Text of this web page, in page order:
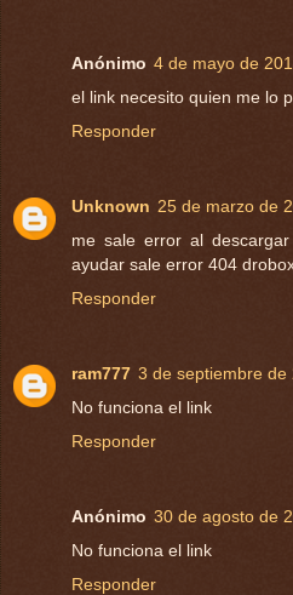
Anónimo 4 de mayo de
el link necesito quien me lo
Responder
Unknown 25 de marzo de
me sale error al
ayudar sale error 404
Responder
ram777 3 de septiembre de
No funciona el link
Responder
Anónimo 30 de agosto de
No funciona el link
Responder